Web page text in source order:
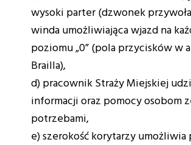
wysoki parter (dzwonek
winda umożliwiająca wjazd na
poziomu „0” (pola przycisków w
Brailla),
d) pracownik Straży Miejskiej
informacji oraz pomocy osobom
potrzebami,
e) szerokość korytarzy umożliwia